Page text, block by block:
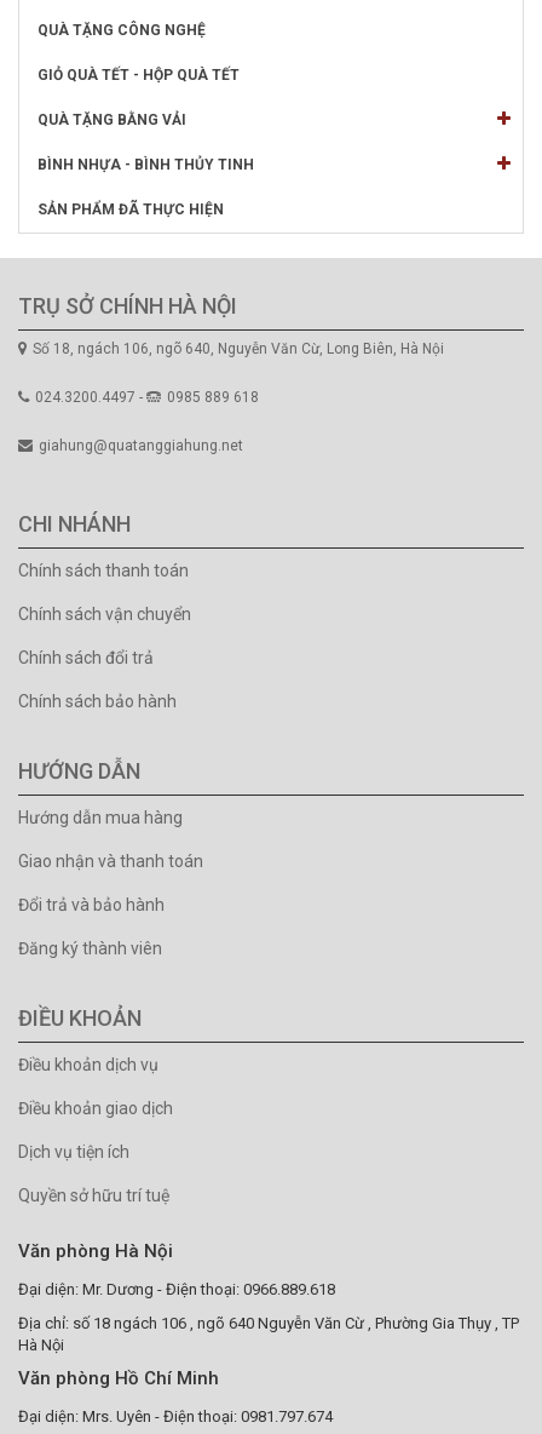
QUÀ TẶNG CÔNG NGHỆ
GIỎ QUÀ TẾT - HỘP QUÀ TẾT
QUÀ TẶNG BẰNG VẢI
BÌNH NHỰA - BÌNH THỦY TINH
SẢN PHẨM ĐÃ THỰC HIỆN
TRỤ SỞ CHÍNH HÀ NỘI
Số 18, ngách 106, ngõ 640, Nguyễn Văn Cừ, Long Biên, Hà Nội
024.3200.4497 - 0985 889 618
giahung@quatanggiahung.net
CHI NHÁNH
Chính sách thanh toán
Chính sách vận chuyển
Chính sách đổi trả
Chính sách bảo hành
HƯỚNG DẪN
Hướng dẫn mua hàng
Giao nhận và thanh toán
Đổi trả và bảo hành
Đăng ký thành viên
ĐIỀU KHOẢN
Điều khoản dịch vụ
Điều khoản giao dịch
Dịch vụ tiện ích
Quyền sở hữu trí tuệ
Văn phòng Hà Nội
Đại diện: Mr. Dương - Điện thoại: 0966.889.618
Địa chỉ: số 18 ngách 106 , ngõ 640 Nguyễn Văn Cừ , Phường Gia Thụy , TP
Hà Nội
Văn phòng Hồ Chí Minh
Đại diện: Mrs. Uyên - Điện thoại: 0981.797.674